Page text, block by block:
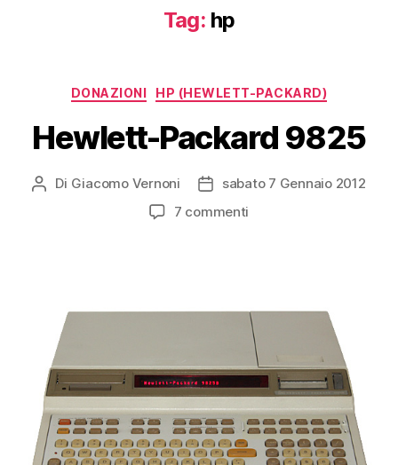
Tag: hp
Categorie
DONAZIONI HP (HEWLETT-PACKARD)
Hewlett-Packard 9825
Autore
Di Giacomo Vernoni
Data
dell'articolo
sabato 7 Gennaio 2012
7 commenti